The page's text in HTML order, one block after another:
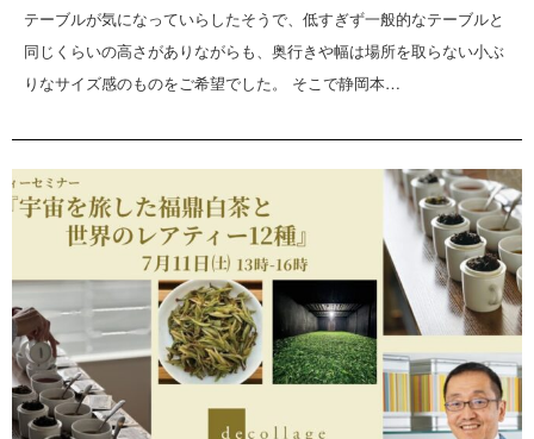
テーブルが気になっていらしたそうで、低すぎず一般的なテーブルと
同じくらいの高さがありながらも、奥行きや幅は場所を取らない小ぶ
りなサイズ感のものをご希望でした。 そこで静岡本…